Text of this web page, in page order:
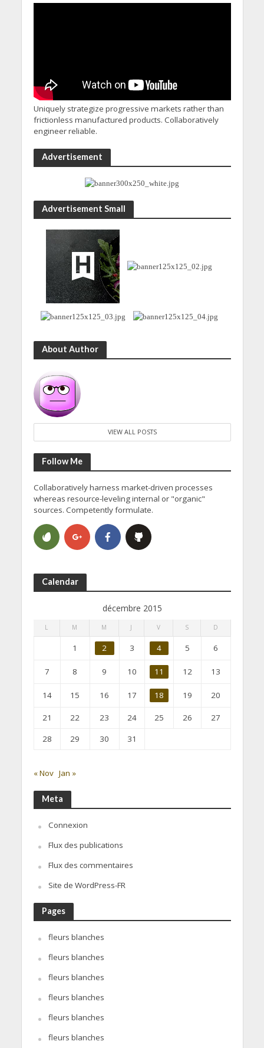
Uniquely strategize progressive markets rather than
frictionless manufactured products. Collaboratively
engineer reliable.
Advertisement
Advertisement Small
About Author
VIEW ALL POSTS
Follow Me
Collaboratively harness market-driven processes
whereas resource-leveling internal or "organic"
sources. Competently formulate.
Calendar
décembre 2015
L M M J V S D
1 2 3 4 5 6
7 8 9 10 11 12 13
14 15 16 17 18 19 20
21 22 23 24 25 26
27
28
29 30 31
« Nov Jan »
Meta
Connexion
Flux des publications
Flux des commentaires
Site de WordPress-FR
Pages
fleurs blanches
fleurs blanches
fleurs blanches
fleurs blanches
fleurs blanches
fleurs blanches